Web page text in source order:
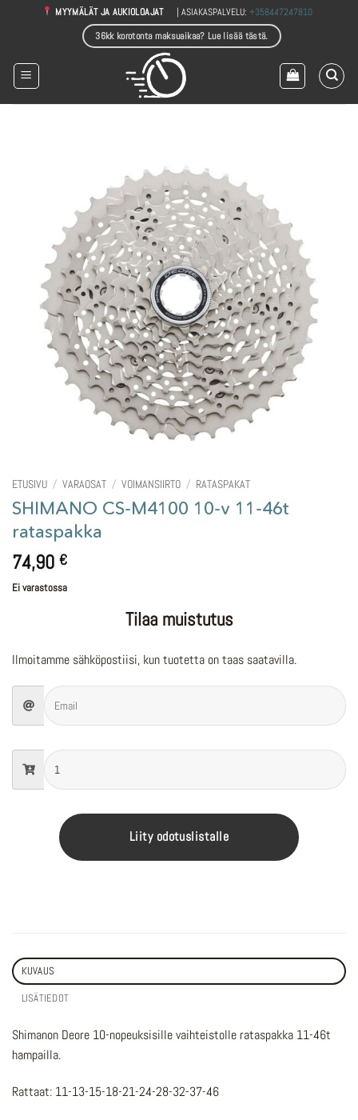
MYYMÄLÄT JA AUKIOLOAJAT | ASIAKASPALVELU:+358447247810
36kk korotonta maksuaikaa? Lue lisää tästä.
ETUSIVU / VARAOSAT / VOIMANSIIRTO / RATASPAKAT
SHIMANO CS-M4100 10-v 11-46t
rataspakka
74,90 €
Ei varastossa
Tilaa muistutus
Ilmoitamme sähköpostiisi, kun tuotetta on taas saatavilla.
Liity odotuslistalle
KUVAUS
LISÄTIEDOT
Shimanon Deore 10-nopeuksisille vaihteistolle rataspakka 11-46t
hampailla.
Rattaat: 11-13-15-18-21-24-28-32-37-46